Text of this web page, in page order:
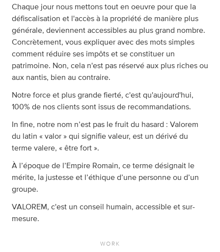
Chaque jour nous mettons tout en oeuvre pour que la
défiscalisation et l'accès à la propriété de manière plus
générale, deviennent accessibles au plus grand nombre.
Concrètement, vous expliquer avec des mots simples
comment réduire ses impôts et se constituer un
patrimoine. Non, cela n'est pas réservé aux plus riches ou
aux nantis, bien au contraire.
Notre force et plus grande fierté, c'est qu'aujourd'hui,
100% de nos clients sont issus de recommandations.
In fine, notre nom n’est pas le fruit du hasard : Valorem
du latin « valor » qui signifie valeur, est un dérivé du
terme valere, « être fort ».
À l’époque de l’Empire Romain, ce terme désignait le
mérite, la justesse et l’éthique d’une personne ou d’un
groupe.
VALOREM, c'est un conseil humain, accessible et sur-
mesure.
WORK